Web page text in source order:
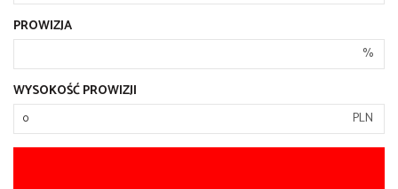
PROWIZJA
%
WYSOKOŚĆ PROWIZJI
PLN